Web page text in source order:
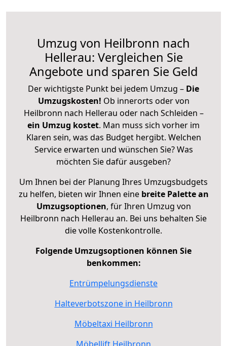
Umzug von Heilbronn nach
Hellerau: Vergleichen Sie
Angebote und sparen Sie Geld
Der wichtigste Punkt bei jedem Umzug – Die
Umzugskosten! Ob innerorts oder von
Heilbronn nach Hellerau oder nach Schleiden –
ein Umzug kostet. Man muss sich vorher im
Klaren sein, was das Budget hergibt. Welchen
Service erwarten und wünschen Sie? Was
möchten Sie dafür ausgeben?
Um Ihnen bei der Planung Ihres Umzugsbudgets
zu helfen, bieten wir Ihnen eine breite Palette an
Umzugsoptionen, für Ihren Umzug von
Heilbronn nach Hellerau an. Bei uns behalten Sie
die volle Kostenkontrolle.
Folgende Umzugsoptionen können Sie
benkommen:
Entrümpelungsdienste
Halteverbotszone in Heilbronn
Möbeltaxi Heilbronn